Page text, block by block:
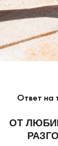
Ответ на
ОТ